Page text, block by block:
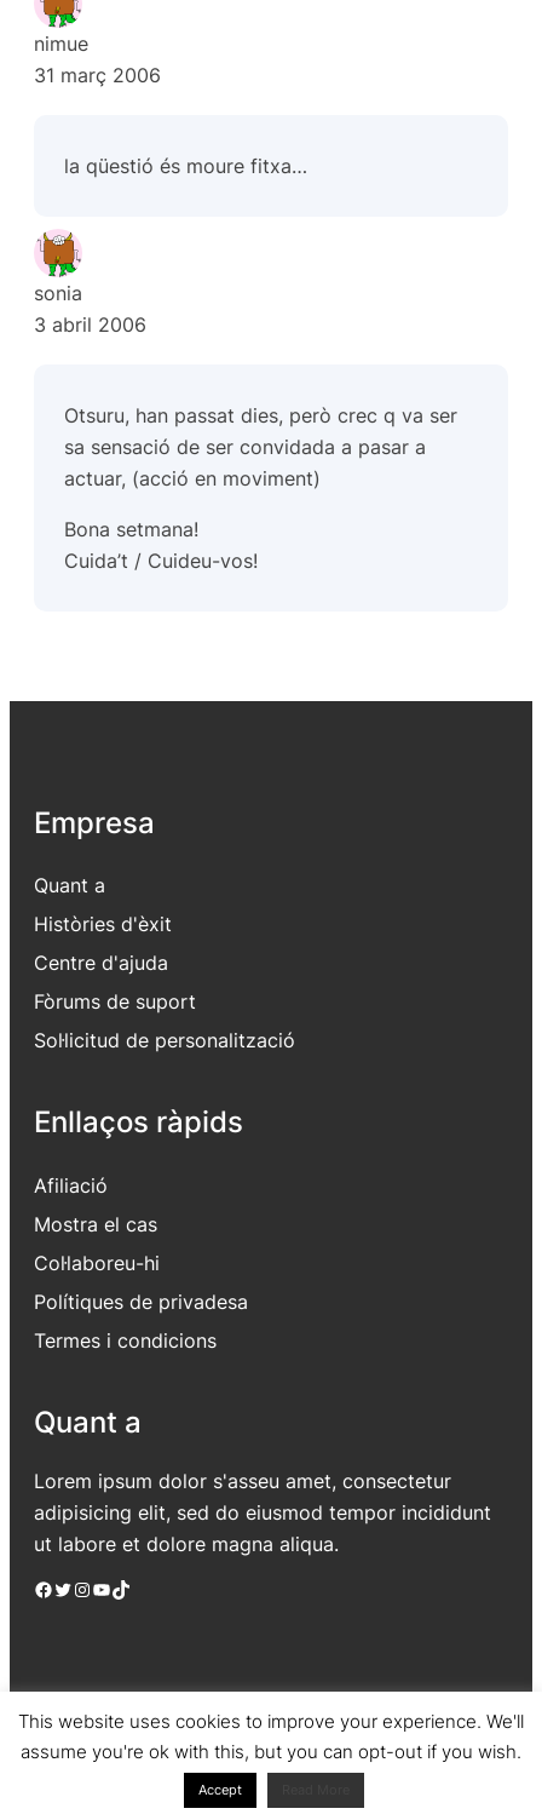
nimue
31 març 2006
la qüestió és moure fitxa…
sonia
3 abril 2006
Otsuru, han passat dies, però crec q va ser
sa sensació de ser convidada a pasar a
actuar, (acció en moviment)
Bona setmana!
Cuida’t / Cuideu-vos!
Empresa
Quant a
Històries d'èxit
Centre d'ajuda
Fòrums de suport
Sol·licitud de personalització
Enllaços ràpids
Afiliació
Mostra el cas
Col·laboreu-hi
Polítiques de privadesa
Termes i condicions
Quant a
Lorem ipsum dolor s'asseu amet, consectetur
adipisicing elit, sed do eiusmod tempor incididunt
ut labore et dolore magna aliqua.
Facebook Twitter Instagram YouTube TikTok
Jadro |Powered by WordPress
This website uses cookies to improve your experience. We'll
assume you're ok with this, but you can opt-out if you wish.
Accept